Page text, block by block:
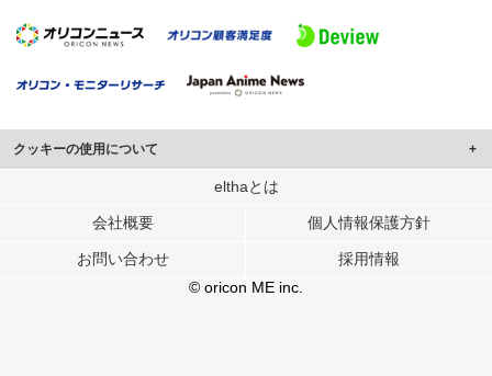
クッキーの使用について
このサイトでは Cookie を使用して、ユーザーに合わせたコンテンツや広告の
行っています。
メディアや広告配信、データ解析の各パートナーに提供しています。
各パートナーは、この情報とユーザーが各パートナーに提供した他の情報や、
ユーザーが各パートナーのサービスを使用したときに収集した他の情報を組み
elthaとは
会社概要 個人情報保護方針
お問い合わせ
採用情報
© oricon ME inc.